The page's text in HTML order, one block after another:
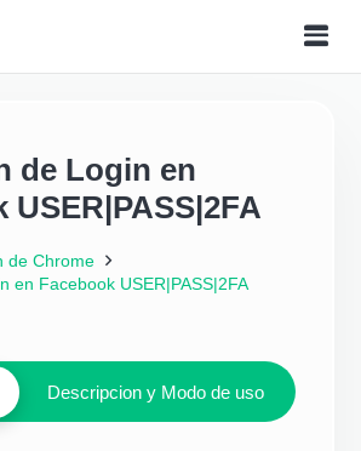
de Login en
USER|PASS|2FA
de Chrome
en Facebook USER|PASS|2FA
Descripcion y Modo de uso